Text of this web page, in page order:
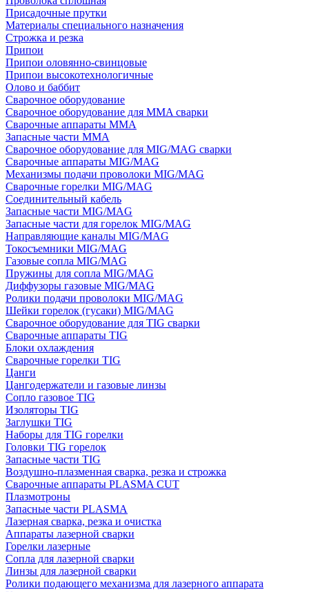
Присадочные прутки
Материалы специального назначения
Строжка и резка
Припои
Припои оловянно-свинцовые
Припои высокотехнологичные
Олово и баббит
Сварочное оборудование
Сварочное оборудование для MMA сварки
Сварочные аппараты MMA
Запасные части MMA
Сварочное оборудование для MIG/MAG сварки
Сварочные аппараты MIG/MAG
Механизмы подачи проволоки MIG/MAG
Сварочные горелки MIG/MAG
Соединительный кабель
Запасные части MIG/MAG
Запасные части для горелок MIG/MAG
Направляющие каналы MIG/MAG
Токосъемники MIG/MAG
Газовые сопла MIG/MAG
Пружины для сопла MIG/MAG
Диффузоры газовые MIG/MAG
Ролики подачи проволоки MIG/MAG
Шейки горелок (гусаки) MIG/MAG
Сварочное оборудование для TIG сварки
Сварочные аппараты TIG
Блоки охлаждения
Сварочные горелки TIG
Цанги
Цангодержатели и газовые линзы
Сопло газовое TIG
Изоляторы TIG
Заглушки TIG
Наборы для TIG горелки
Головки TIG горелок
Запасные части TIG
Воздушно-плазменная сварка, резка и строжка
Сварочные аппараты PLASMA CUT
Плазмотроны
Запасные части PLASMA
Лазерная сварка, резка и очистка
Аппараты лазерной сварки
Горелки лазерные
Сопла для лазерной сварки
Линзы для лазерной сварки
Ролики подающего механизма для лазерного аппарата